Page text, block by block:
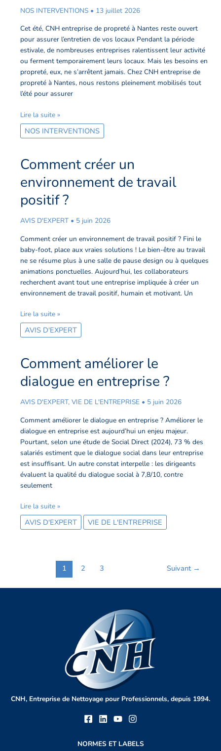
NOS INTERVENTIONS• 13 juillet 2026
Cet été, CNH entreprise de propreté à Nantes reste ouvert
pour assurer l’entretien de vos locaux Pendant la période
estivale, de nombreuses entreprises ralentissent leur activité
ou ferment temporairement leurs locaux. Mais les besoins en
propreté, eux, ne s’arrêtent jamais. Chez CNH entreprise de
propreté à Nantes, nous restons pleinement mobilisés tout
l’été pour assurer
à
reste
ouvert
cet
été
!
Lire la suite »
NOS INTERVENTIONS
Comment créer un
environnement de travail
positif ?
AVIS D'EXPERT• 5 juin 2026
Comment créer un environnement de travail positif ? Fini le
baby-foot, place aux vraies solutions ! Le bien-être au travail
ne se résume plus à une salle de pause design ou à quelques
animations ponctuelles. Aujourd’hui, les collaborateurs
recherchent avant tout une entreprise impliquée à créer un
environnement de travail positif, humain et motivant. Un
Comment
créer
un
environnement
de
positif
?
Lire la suite »
AVIS D'EXPERT
Comment améliorer le
dialogue en entreprise ?
AVIS D'EXPERT, VIE DE L'ENTREPRISE• 5 juin 2026
Comment améliorer le dialogue en entreprise ? Améliorer le
dialogue en entreprise est aujourd’hui un enjeu majeur.
Pourtant, selon une étude de Social Direct (2024), 73 % des
salariés estiment que le dialogue social dans leur entreprise
est insuffisant. Un autre constat interpelle : les dirigeants
évaluent la qualité du dialogue social à 7,8/10, contre
seulement
Comment
améliorer
le
en
?
Lire la suite »
AVIS D'EXPERT VIE DE L'ENTREPRISE
1 2 3 Suivant →
CNH, Entreprise de Nettoyage pour Professionnels, depuis 1994.
NORMES ET LABELS